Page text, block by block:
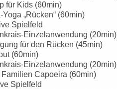
für Kids (60min)
„Rücken“ (60min)
Spielfeld
Einzelanwendung (20min)
für den Rücken (45min)
(60min)
Einzelanwendung (20min)
Capoeira (60min)
Spielfeld